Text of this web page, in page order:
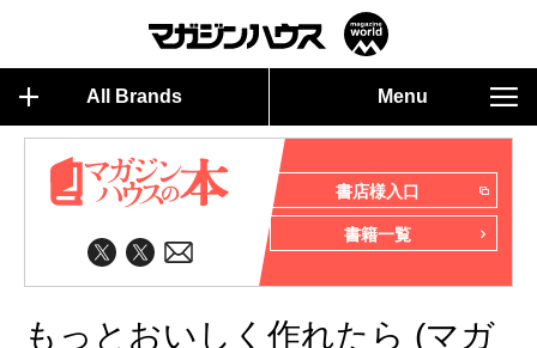
All Brands Menu
書店様入口
書籍一覧
もっとおいしく作れたら (マガ